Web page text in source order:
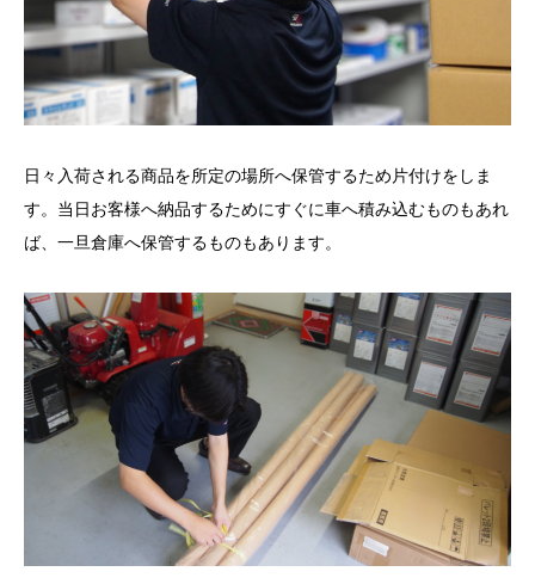
日々入荷される商品を所定の場所へ保管するため片付けをしま
す。当日お客様へ納品するためにすぐに車へ積み込むものもあれ
ば、一旦倉庫へ保管するものもあります。